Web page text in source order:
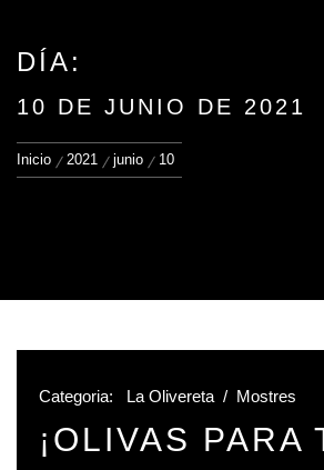
DÍA:
10 DE JUNIO DE 2021
Inicio 2021 junio 10
Categoria: La Olivereta / Mostres
¡OLIVAS PARA